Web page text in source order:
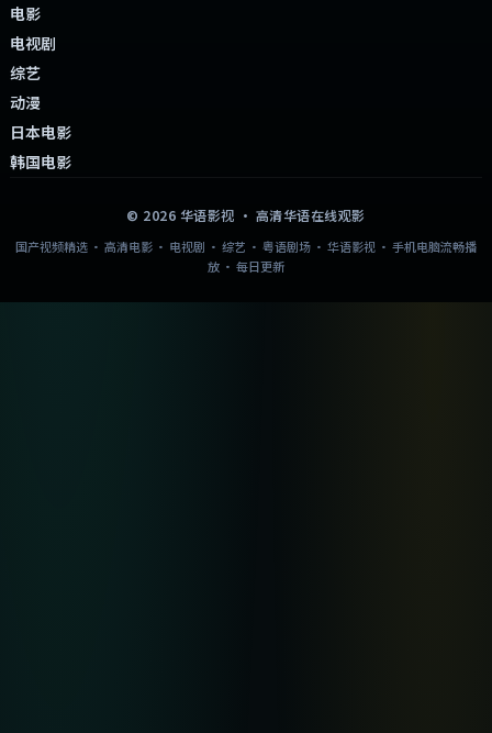
电影
电视剧
综艺
动漫
日本电影
韩国电影
© 2026 华语影视 · 高清华语在线观影
国产视频精选 · 高清电影 · 电视剧 · 综艺 · 粤语剧场 · 华语影视 · 手机电脑流畅播
放 · 每日更新